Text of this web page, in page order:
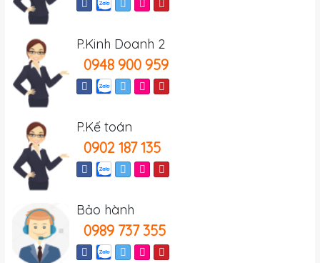
P.Kinh Doanh 2
0948 900 959
P.Kế toán
0902 187 135
Bảo hành
0989 737 355